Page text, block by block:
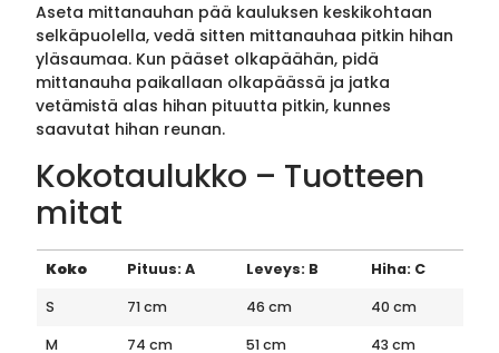
Aseta mittanauhan pää kauluksen keskikohtaan
selkäpuolella, vedä sitten mittanauhaa pitkin hihan
yläsaumaa. Kun pääset olkapäähän, pidä
mittanauha paikallaan olkapäässä ja jatka
vetämistä alas hihan pituutta pitkin, kunnes
saavutat hihan reunan.
Kokotaulukko – Tuotteen
mitat
Koko Pituus: A Leveys: B
Hiha: C
S
71 cm 46 cm
40 cm
M
74 cm 51 cm
43 cm